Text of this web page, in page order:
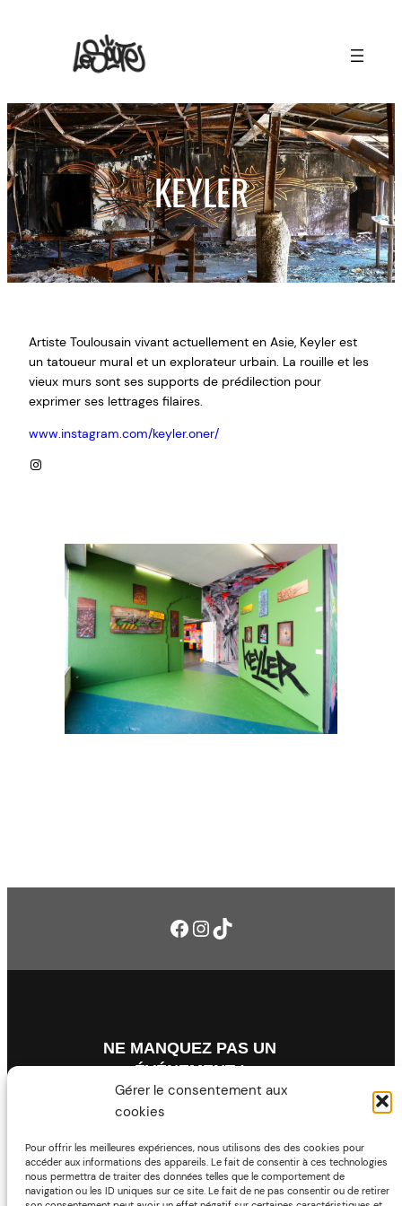
Gérer le consentement aux
cookies
Pour offrir les meilleures expériences, nous utilisons des des cookies pour
accéder aux informations des appareils. Le fait de consentir à ces technologies
nous permettra de traiter des données telles que le comportement de
navigation ou les ID uniques sur ce site. Le fait de ne pas consentir ou de retirer
KEYLER
Artiste Toulousain vivant actuellement en Asie, Keyler est
un tatoueur mural et un explorateur urbain. La rouille et les
vieux murs sont ses supports de prédilection pour
exprimer ses lettrages filaires.
www.instagram.com/keyler.oner/
Instagram
Facebook
Instagram
TikTok
NE MANQUEZ PAS UN
ÉVÉNEMENT !